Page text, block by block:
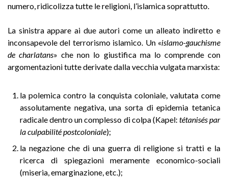
numero, ridicolizza tutte le religioni, l’islamica soprattutto.
La sinistra appare ai due autori come un alleato indiretto e
inconsapevole del terrorismo islamico. Un «islamo-gauchisme
de charlatans» che non lo giustifica ma lo comprende con
argomentazioni tutte derivate dalla vecchia vulgata marxista:
la polemica contro la conquista coloniale, valutata come
assolutamente negativa, una sorta di epidemia tetanica
radicale dentro un complesso di colpa (Kapel: tétanisés par
la culpabilité postcoloniale);
la negazione che di una guerra di religione si tratti e la
ricerca di spiegazioni meramente economico-sociali
(miseria, emarginazione, etc.);